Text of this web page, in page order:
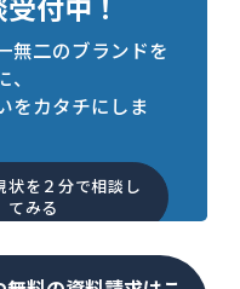
付中！
無二のブランドを
をカタチにしま
状を２分で相談し
てみる